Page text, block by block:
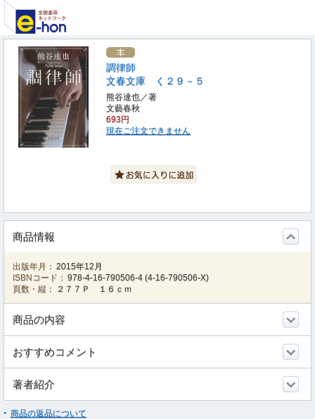
調律師
文春文庫 く２９－５
熊谷達也／著
文藝春秋
693円
現在ご注文できません
商品情報
出版年月： 2015年12月
ISBNコード： 978-4-16-790506-4 (4-16-790506-X)
頁数・縦：
２７７Ｐ １６ｃｍ
商品の内容
おすすめコメント
著者紹介
商品の返品について